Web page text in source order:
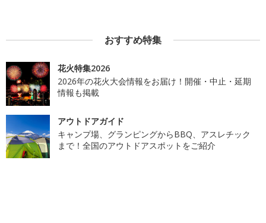
おすすめ特集
花火特集2026
2026年の花火大会情報をお届け！開催・中止・延期
情報も掲載
アウトドアガイド
キャンプ場、グランピングからBBQ、アスレチック
まで！全国のアウトドアスポットをご紹介